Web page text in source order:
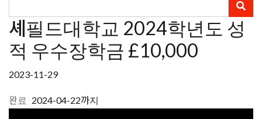
셰필드대학교 2024학년도 성
적 우수장학금 £10,000
2023-11-29
완료 2024-04-22까지